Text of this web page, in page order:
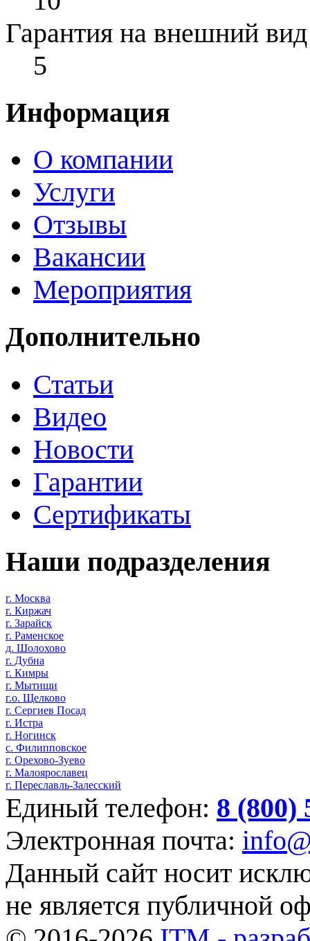
Гарантия на внешний вид
5
Информация
О компании
Услуги
Отзывы
Вакансии
Мероприятия
Дополнительно
Статьи
Видео
Новости
Гарантии
Сертификаты
Наши подразделения
г. Москва
г. Киржач
г. Зарайск
г. Раменское
д. Шолохово
г. Дубна
г. Кимры
г. Мытищи
г.о. Щелково
г. Сергиев Посад
г. Истра
г. Ногинск
с. Филипповское
г. Орехово-Зуево
г. Малоярославец
г. Переславль-Залесский
Единый телефон: 8 (800)
Электронная почта:
Данный сайт носит
не является публичной